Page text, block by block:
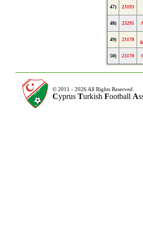
47) 23193
48) 23295
49) 23178
50) 23170
© 2011 - 2026 All Rights Reserved.
Cyprus Turkish Football A